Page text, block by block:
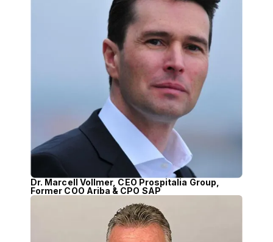
Dr. Marcell Vollmer, CEO Prospitalia Group,
Former COO Ariba & CPO SAP